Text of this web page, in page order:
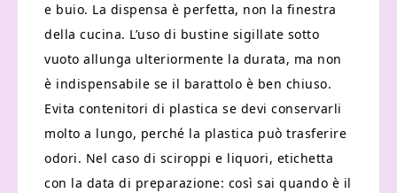
e buio. La dispensa è perfetta, non la finestra
della cucina. L’uso di bustine sigillate sotto
vuoto allunga ulteriormente la durata, ma non
è indispensabile se il barattolo è ben chiuso.
Evita contenitori di plastica se devi conservarli
molto a lungo, perché la plastica può trasferire
odori. Nel caso di sciroppi e liquori, etichetta
con la data di preparazione: così sai quando è il